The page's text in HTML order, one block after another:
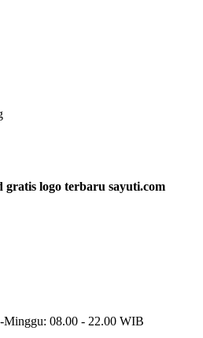
gratis logo terbaru sayuti.com
Minggu: 08.00 - 22.00 WIB